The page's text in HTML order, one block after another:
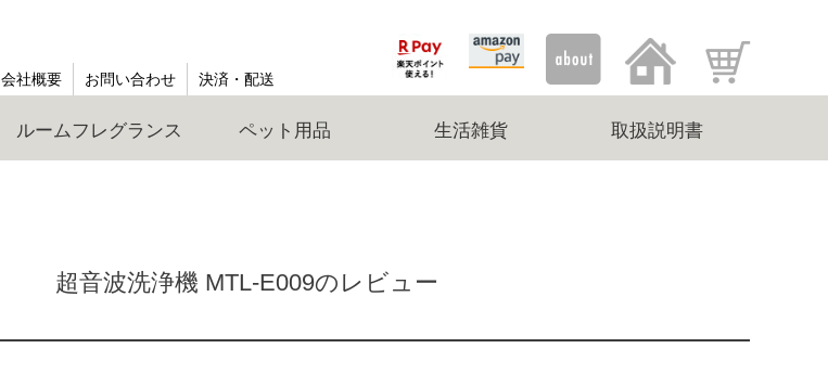
会社概要 お問い合わせ 決済・配送
ルームフレグランス ペット用品 生活雑貨 取扱説明書
超音波洗浄機 MTL-E009のレビュー